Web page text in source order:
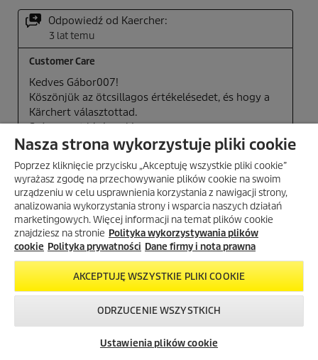
sklepie
internetowym
Nasza strona wykorzystuje pliki cookie
Poprzez kliknięcie przycisku „Akceptuję wszystkie pliki cookie”
wyrażasz zgodę na przechowywanie plików cookie na swoim
urządzeniu w celu usprawnienia korzystania z nawigacji strony,
analizowania wykorzystania strony i wsparcia naszych działań
marketingowych. Więcej informacji na temat plików cookie
znajdziesz na stronie Polityka wykorzystywania plików
cookie Polityka prywatności Dane firmy i nota prawna
AKCEPTUJĘ WSZYSTKIE PLIKI COOKIE
ODRZUCENIE WSZYSTKICH
Ustawienia plików cookie